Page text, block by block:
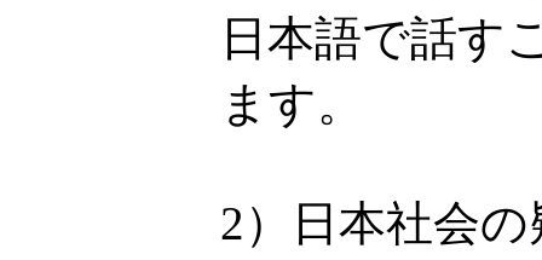
日本語で話す
ます。
2）日本社会